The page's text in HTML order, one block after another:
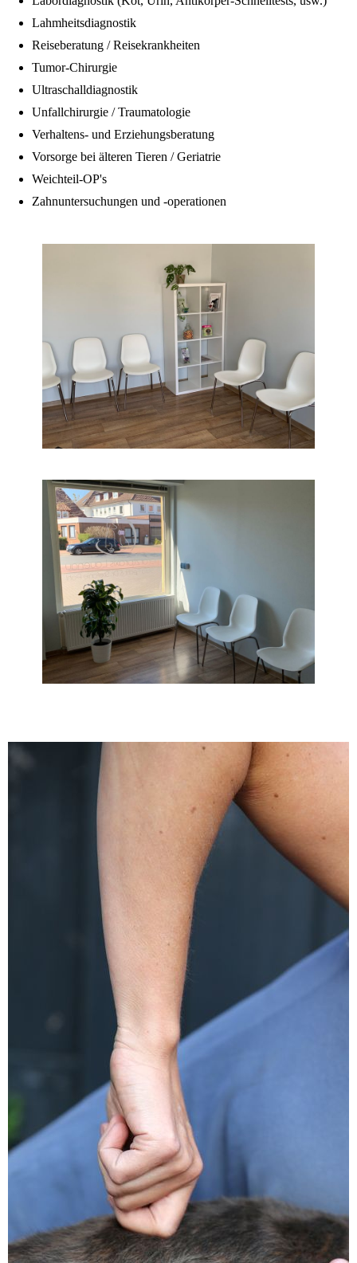
Lahmheitsdiagnostik
Reiseberatung / Reisekrankheiten
Tumor-Chirurgie
Ultraschalldiagnostik
Unfallchirurgie / Traumatologie
Verhaltens- und Erziehungsberatung
Vorsorge bei älteren Tieren / Geriatrie
Weichteil-OP's
Zahnuntersuchungen und -operationen